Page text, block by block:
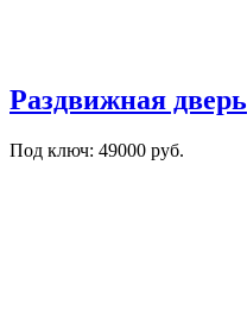
Раздвижная дверь
Под ключ: 49000 руб.